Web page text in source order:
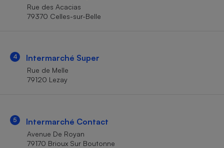
Rue des Acacias
79370 Celles-sur-Belle
4 Intermarché Super
Rue de Melle
79120 Lezay
5 Intermarché Contact
Avenue De Royan
79170 Brioux Sur Boutonne